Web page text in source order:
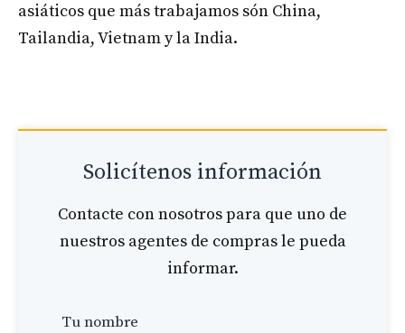
asiáticos que más trabajamos són China,
Tailandia, Vietnam y la India.
Solicítenos información
Contacte con nosotros para que uno de
nuestros agentes de compras le pueda
informar.
Leave